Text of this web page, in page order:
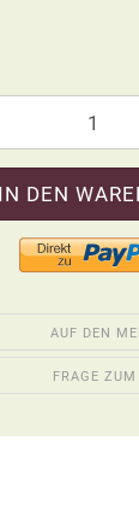
AUF DEN
FRAGE